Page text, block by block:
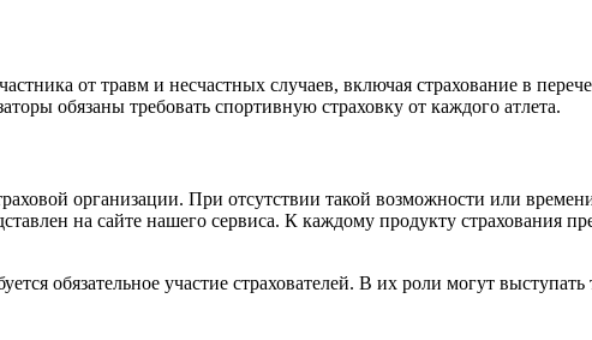
от травм и несчастных случаев, включая страхование в
обязаны требовать спортивную страховку от каждого атлета.
организации. При отсутствии такой возможности или
на сайте нашего сервиса. К каждому продукту страхования
обязательное участие страхователей. В их роли могут